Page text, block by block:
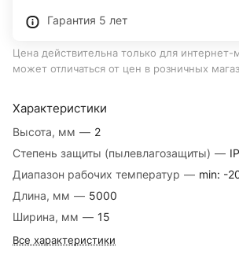
Характеристики
Высота, мм — 2
Степень защиты (пылевлагозащиты) —
Диапазон рабочих температур — min: -
Длина, мм — 5000
Ширина, мм — 15
Все характеристики
Гарантия 5 лет
Цена действительна только для интернет-
может отличаться от цен в розничных